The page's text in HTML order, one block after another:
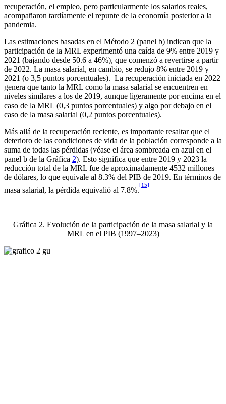
recuperación, el empleo, pero particularmente los salarios reales,
acompañaron tardíamente el repunte de la economía posterior a la
pandemia.
Las estimaciones basadas en el Método 2 (panel b) indican que la
participación de la MRL experimentó una caída de 9% entre 2019 y
2021 (bajando desde 50.6 a 46%), que comenzó a revertirse a partir
de 2022. La masa salarial, en cambio, se redujo 8% entre 2019 y
2021 (o 3,5 puntos porcentuales). La recuperación iniciada en 2022
genera que tanto la MRL como la masa salarial se encuentren en
niveles similares a los de 2019, aunque ligeramente por encima en el
caso de la MRL (0,3 puntos porcentuales) y algo por debajo en el
caso de la masa salarial (0,2 puntos porcentuales).
Más allá de la recuperación reciente, es importante resaltar que el
deterioro de las condiciones de vida de la población corresponde a la
suma de todas las pérdidas (véase el área sombreada en azul en el
panel b de la Gráfica 2). Esto significa que entre 2019 y 2023 la
reducción total de la MRL fue de aproximadamente 4532 millones
de dólares, lo que equivale al 8.3% del PIB de 2019. En términos de
masa salarial, la pérdida equivalió al 7.8%.
[15]
Gráfica 2. Evolución de la participación de la masa salarial y la
MRL en el PIB (1997–2023)